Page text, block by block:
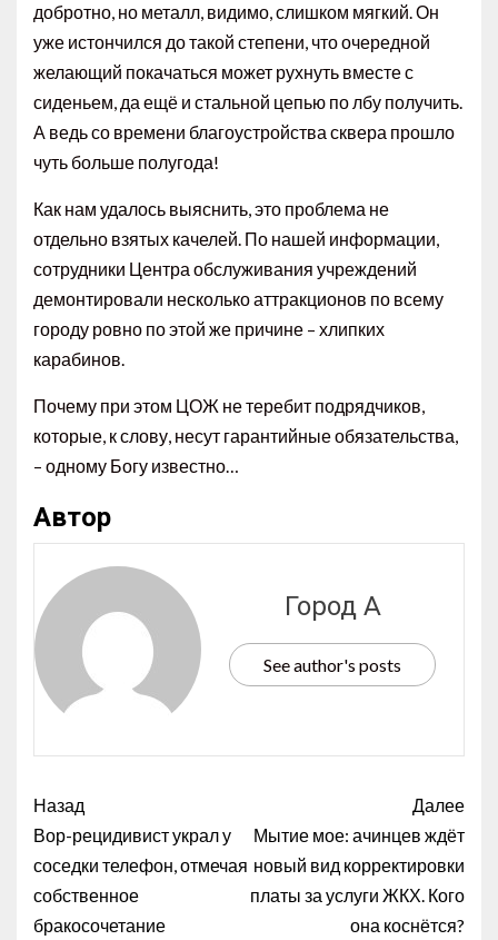
добротно, но металл, видимо, слишком мягкий. Он
уже истончился до такой степени, что очередной
желающий покачаться может рухнуть вместе с
сиденьем, да ещё и стальной цепью по лбу получить.
А ведь со времени благоустройства сквера прошло
чуть больше полугода!
Как нам удалось выяснить, это проблема не
отдельно взятых качелей. По нашей информации,
сотрудники Центра обслуживания учреждений
демонтировали несколько аттракционов по всему
городу ровно по этой же причине – хлипких
карабинов.
Почему при этом ЦОЖ не теребит подрядчиков,
которые, к слову, несут гарантийные обязательства,
– одному Богу известно…
Автор
Город А
See author's posts
Назад
Вор-рецидивист украл у
соседки телефон, отмечая
собственное
бракосочетание
Далее
Мытие мое: ачинцев ждёт
новый вид корректировки
платы за услуги ЖКХ. Кого
она коснётся?